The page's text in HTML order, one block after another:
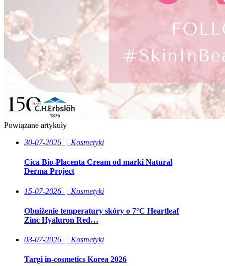
Powiązane artykuły
30-07-2026 | Kosmetyki
Cica Bio-Placenta Cream od marki Natural
Derma Project
15-07-2026 | Kosmetyki
Obniżenie temperatury skóry o 7°C Heartleaf
Zinc Hyaluron Red…
03-07-2026 | Kosmetyki
Targi in-cosmetics Korea 2026